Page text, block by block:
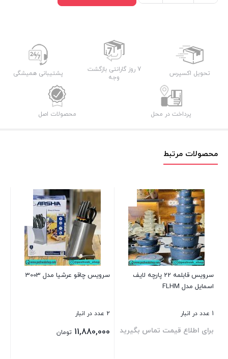
تحویل اکسپرس
7 روز گارانتی بازگشت
وجه
پشتیبانی همیشگی
پرداخت در محل محصولات اصل
محصولات مرتبط
سرویس قابلمه 22 پارچه لایف
اسمایل مدل FLHM
1 عدد در انبار
برای اطلاع قیمت تماس بگیرید
سرویس چاقو عرشیا مدل 3003
2 عدد در انبار
11,880,000 تومان